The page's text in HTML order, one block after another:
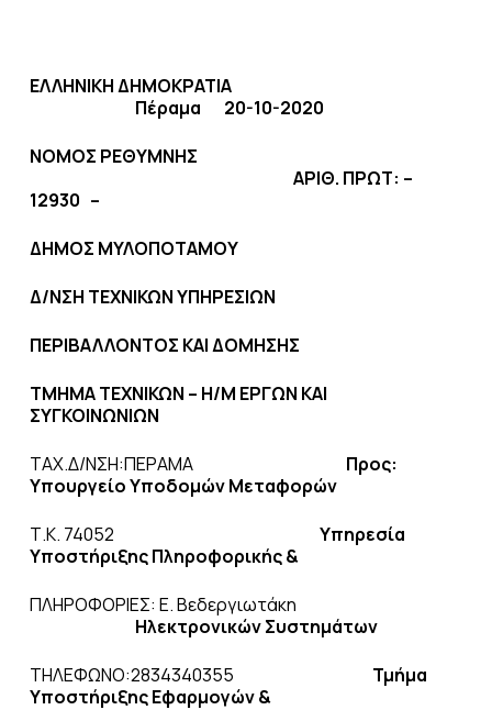
ΕΛΛΗΝΙΚΗ ΔΗΜΟΚΡΑΤΙΑ
Πέραμα 20-10-2020
ΝΟΜΟΣ ΡΕΘΥΜΝΗΣ
ΑΡΙΘ. ΠΡΩΤ: –
12930 –
ΔΗΜΟΣ ΜΥΛΟΠΟΤΑΜΟΥ
Δ/ΝΣΗ ΤΕΧΝΙΚΩΝ ΥΠΗΡΕΣΙΩΝ
ΠΕΡΙΒΑΛΛΟΝΤΟΣ ΚΑΙ ΔΟΜΗΣΗΣ
ΤΜΗΜΑ ΤΕΧΝΙΚΩΝ – Η/Μ ΕΡΓΩΝ ΚΑΙ
ΣΥΓΚΟΙΝΩΝΙΩΝ
ΤΑΧ.Δ/ΝΣΗ:ΠΕΡΑΜΑ
Προς:
Υπουργείο Υποδομών Μεταφορών
Τ.Κ. 74052
Υπηρεσία
Υποστήριξης Πληροφορικής &
ΠΛΗΡΟΦΟΡΙΕΣ: Ε. Βεδεργιωτάκη
Ηλεκτρονικών Συστημάτων
ΤΗΛΕΦΩΝΟ:2834340355
Τμήμα
Υποστήριξης Εφαρμογών &